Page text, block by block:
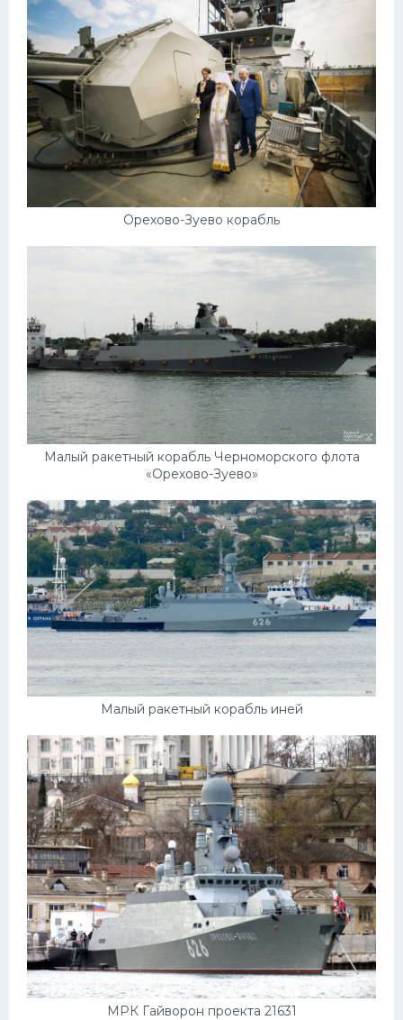
Орехово-Зуево корабль
Малый ракетный корабль Черноморского флота
«Орехово-Зуево»
Малый ракетный корабль иней
МРК Гайворон проекта 21631